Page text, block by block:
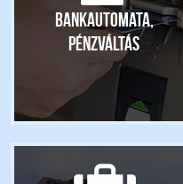
Bankautomata,
pénzváltás